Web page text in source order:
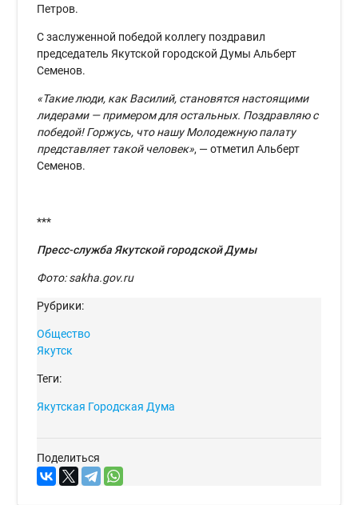
Петров.
С заслуженной победой коллегу поздравил
председатель Якутской городской Думы Альберт
Семенов.
«Такие люди, как Василий, становятся настоящими
лидерами — примером для остальных. Поздравляю с
победой! Горжусь, что нашу Молодежную палату
представляет такой человек», — отметил Альберт
Семенов.
***
Пресс-служба Якутской городской Думы
Фото: sakha.gov.ru
Рубрики:
Общество
Якутск
Теги:
Якутская Городская Дума
Поделиться